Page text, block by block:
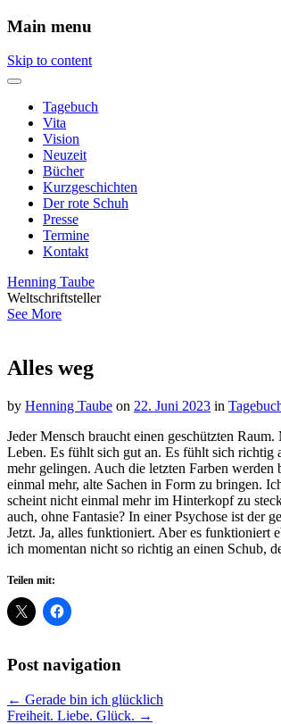
Main menu
Skip to content
Tagebuch
Vita
Vision
Neuzeit
Bücher
Kurzgeschichten
Der rote Schuh
Presse
Termine
Kontakt
Henning Taube
Weltschriftsteller
See More
Alles weg
by Henning Taube on 22. Juni 2023 in
Jeder Mensch braucht einen geschützten
Leben. Es fühlt sich gut an. Es fühlt sich richtig
mehr gelingen. Auch die letzten Farben werden
einmal mehr, alte Sachen in Form zu bringen.
scheint nicht einmal mehr im Hinterkopf zu
auch, ohne Fantasie? In einer Psychose ist der
Jetzt. Ja, alles funktioniert. Aber es funktioniert
ich momentan nicht so richtig an einen Schub,
Teilen mit:
Post navigation
← Gerade bin ich glücklich
Freiheit. Liebe. Glück. →